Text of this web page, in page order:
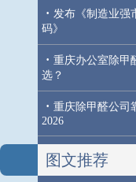
· 发布《制造业强
码》
· 重庆办公室除甲
选？
· 重庆除甲醛公司
2026
图文推荐